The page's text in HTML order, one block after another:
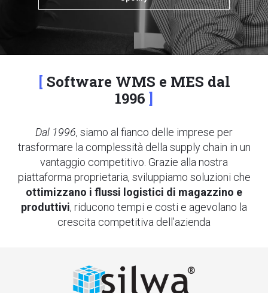
Software WMS e MES dal
1996
Dal 1996, siamo al fianco delle imprese per
trasformare la complessità della supply chain in un
vantaggio competitivo. Grazie alla nostra
piattaforma proprietaria, sviluppiamo soluzioni che
ottimizzano i flussi logistici di magazzino e
produttivi, riducono tempi e costi e agevolano la
crescita competitiva dell’azienda